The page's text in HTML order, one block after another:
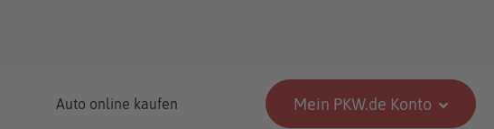
Auto online kaufen Mein PKW.de Konto